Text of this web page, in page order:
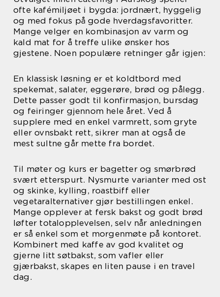
ofte kafémiljøet i bygda: jordnært, hyggelig
og med fokus på gode hverdagsfavoritter.
Mange velger en kombinasjon av varm og
kald mat for å treffe ulike ønsker hos
gjestene. Noen populære retninger går igjen:
En klassisk løsning er et koldtbord med
spekemat, salater, eggerøre, brød og pålegg.
Dette passer godt til konfirmasjon, bursdag
og feiringer gjennom hele året. Ved å
supplere med en enkel varmrett, som gryte
eller ovnsbakt rett, sikrer man at også de
mest sultne går mette fra bordet.
Til møter og kurs er bagetter og smørbrød
svært etterspurt. Nysmurte varianter med ost
og skinke, kylling, roastbiff eller
vegetaralternativer gjør bestillingen enkel.
Mange opplever at fersk bakst og godt brød
løfter totalopplevelsen, selv når anledningen
er så enkel som et morgenmøte på kontoret.
Kombinert med kaffe av god kvalitet og
gjerne litt søtbakst, som vafler eller
gjærbakst, skapes en liten pause i en travel
dag.